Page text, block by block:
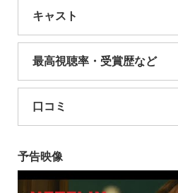
キャスト
最高視聴率・受賞歴など
口コミ
予告映像